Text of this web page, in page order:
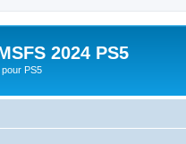
2024 PS5
PS5